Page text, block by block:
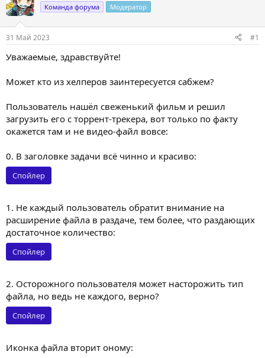
Команда форума Модератор
31 Май 2023 #1
Уважаемые, здравствуйте!
Может кто из хелперов заинтересуется сабжем?
Пользователь нашёл свеженький фильм и решил
загрузить его с торрент-трекера, вот только по факту
окажется там и не видео-файл вовсе:
0. В заголовке задачи всё чинно и красиво:
Спойлер
1. Не каждый пользователь обратит внимание на
расширение файла в раздаче, тем более, что раздающих
достаточное количество:
Спойлер
2. Осторожного пользователя может насторожить тип
файла, но ведь не каждого, верно?
Спойлер
Иконка файла вторит оному: